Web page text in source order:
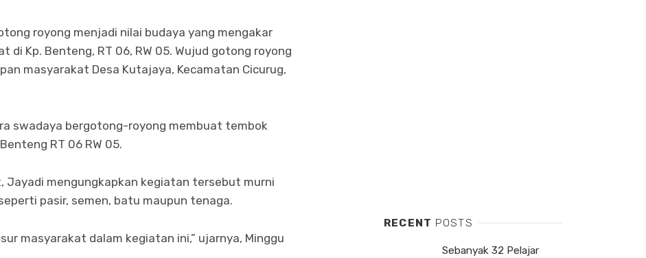
royong menjadi nilai budaya yang mengakar
di Kp. Benteng, RT 06, RW 05. Wujud gotong royong
masyarakat Desa Kutajaya, Kecamatan Cicurug,
swadaya bergotong-royong membuat tembok
RT 06 RW 05.
Jayadi mengungkapkan kegiatan tersebut murni
pasir, semen, batu maupun tenaga.
masyarakat dalam kegiatan ini,” ujarnya, Minggu
RECENT POSTS
Sebanyak 32 Pelajar